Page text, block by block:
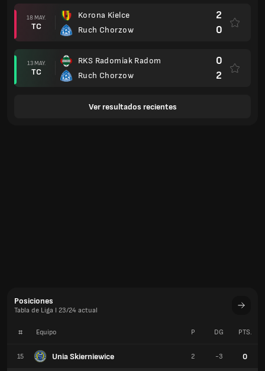
18 MAY.
TC
Korona Kielce
Ruch Chorzow
2
0
13 MAY.
TC
RKS Radomiak Radom
Ruch Chorzow
0
2
Ver resultados recientes
Posiciones
Tabla de Liga I 23/24 actual
# Equipo
15 Unia Skierniewice
P DG PTS.
2 -3 0